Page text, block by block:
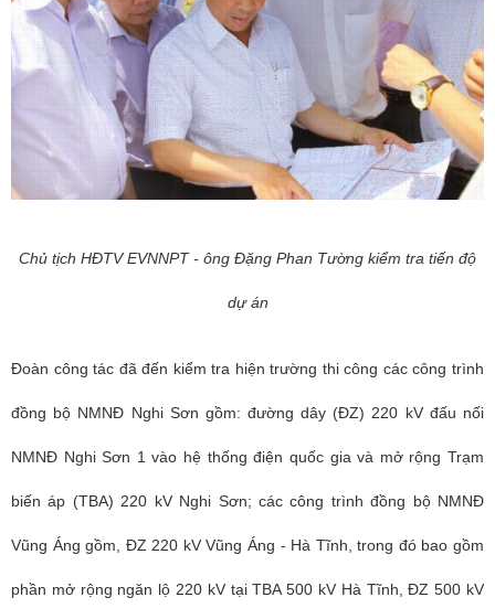
Chủ tịch HĐTV EVNNPT - ông Đặng Phan Tường kiểm tra tiến độ
dự án
Đoàn công tác đã đến kiểm tra hiện trường thi công các công trình
đồng bộ NMNĐ Nghi Sơn gồm: đường dây (ĐZ) 220 kV đấu nối
NMNĐ Nghi Sơn 1 vào hệ thống điện quốc gia và mở rộng Trạm
biến áp (TBA) 220 kV Nghi Sơn; các công trình đồng bộ NMNĐ
Vũng Áng gồm, ĐZ 220 kV Vũng Áng - Hà Tĩnh, trong đó bao gồm
phần mở rộng ngăn lộ 220 kV tại TBA 500 kV Hà Tĩnh, ĐZ 500 kV